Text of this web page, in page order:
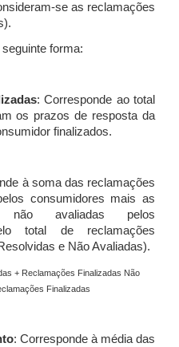
se as reclamações
forma:
: Corresponde ao total
os prazos de resposta da
finalizados.
à soma das reclamações
consumidores mais as
não avaliadas pelos
total de reclamações
e Não Avaliadas).
+ Reclamações Finalizadas Não
Finalizadas
: Corresponde à média das